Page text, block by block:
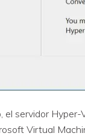
el servidor
Virtual